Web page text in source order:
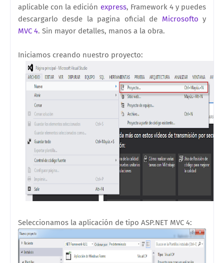
aplicable con la edición express, Framework 4 y puedes
descargarlo desde la pagina oficial de Microsofto y
MVC 4. Sin mayor detalles, manos a la obra.
Iniciamos creando nuestro proyecto:
Seleccionamos la aplicación de tipo ASP.NET MVC 4: